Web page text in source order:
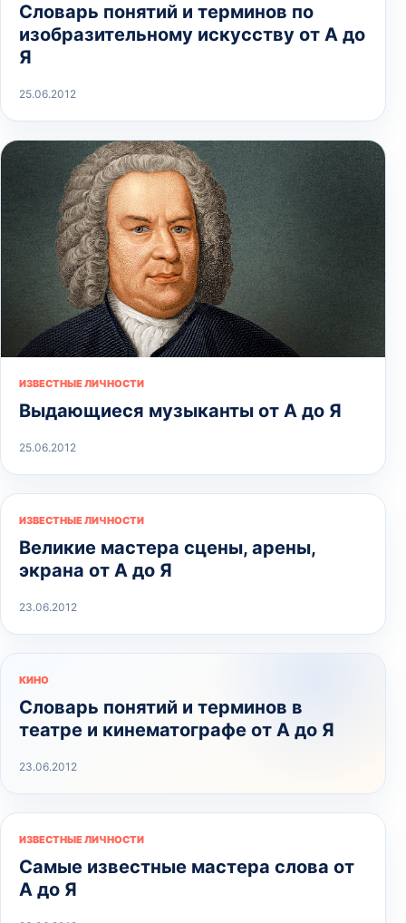
Словарь понятий и терминов по
изобразительному искусству от А до
Я
25.06.2012
ИЗВЕСТНЫЕ ЛИЧНОСТИ
Выдающиеся музыканты от А до Я
25.06.2012
ИЗВЕСТНЫЕ ЛИЧНОСТИ
Великие мастера сцены, арены,
экрана от А до Я
23.06.2012
КИНО
Словарь понятий и терминов в
театре и кинематографе от А до Я
23.06.2012
ИЗВЕСТНЫЕ ЛИЧНОСТИ
Самые известные мастера слова от
А до Я